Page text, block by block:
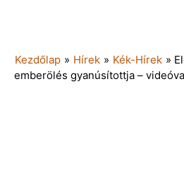
Kezdőlap » Hírek » Kék-Hírek »
emberölés gyanúsítottja –